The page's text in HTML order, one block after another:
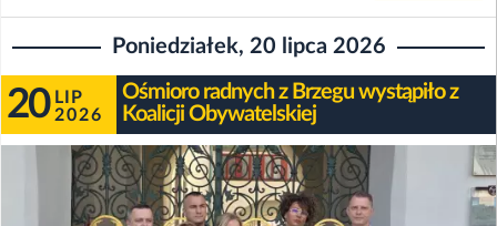
Poniedziałek, 20 lipca 2026
20 LIP
2026
Ośmioro radnych z Brzegu wystąpiło z
Koalicji Obywatelskiej